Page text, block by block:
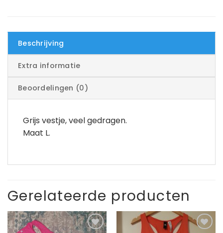
Beschrijving
Extra informatie
Beoordelingen (0)
Grijs vestje, veel gedragen.
Maat L.
Gerelateerde producten